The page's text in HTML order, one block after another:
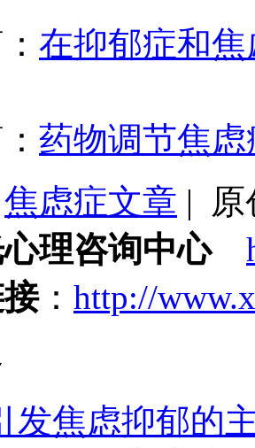
在抑郁症和
药物调节焦
焦虑症文章 | 原
理咨询中心
： http://
发焦虑抑郁的